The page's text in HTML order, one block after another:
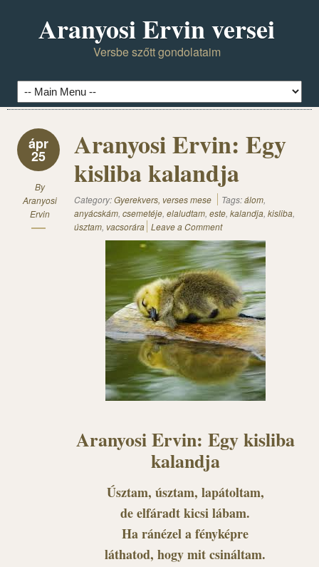
Aranyosi Ervin versei
Versbe szőtt gondolataim
ápr
25
By
Aranyosi
Ervin
Aranyosi Ervin: Egy
kisliba kalandja
Category:Gyerekvers, verses mese Tags:álom,
anyácskám, csemetéje, elaludtam, este, kalandja, kisliba,
úsztam, vacsorára Leave a Comment
Aranyosi Ervin: Egy kisliba
kalandja
Úsztam, úsztam, lapátoltam,
de elfáradt kicsi lábam.
Ha ránézel a fényképre
láthatod, hogy mit csináltam.